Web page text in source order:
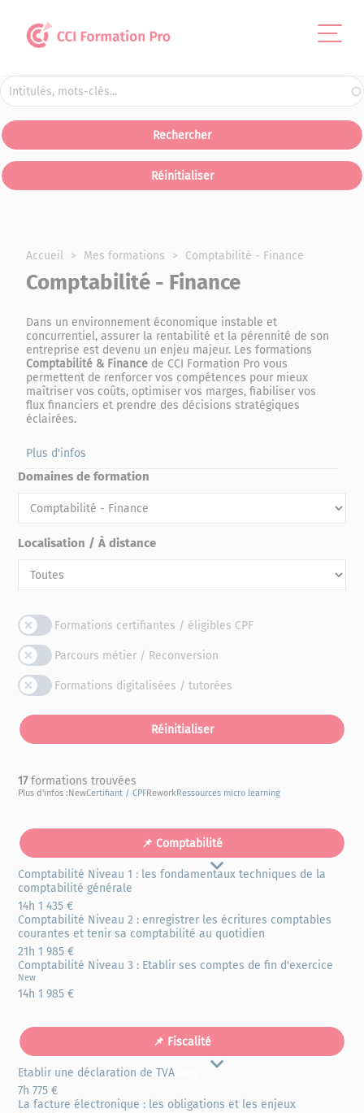
Accueil Mes formations Comptabilité - Finance
Comptabilité - Finance
Dans un environnement économique instable et
concurrentiel, assurer la rentabilité et la pérennité de son
entreprise est devenu un enjeu majeur. Les formations
Comptabilité & Finance de CCI Formation Pro vous
permettent de renforcer vos compétences pour mieux
maîtriser vos coûts, optimiser vos marges, fiabiliser vos
flux financiers et prendre des décisions stratégiques
éclairées.
Plus d'infos
Domaines de formation
Localisation / À distance
Formations certifiantes / éligibles CPF
Parcours métier / Reconversion
Formations digitalisées / tutorées
17formations trouvées
Plus d'infos : NewCertifiant / CPFReworkRessources micro learning
📌 Comptabilité
3 formations
Comptabilité Niveau 1 : les fondamentaux techniques de la
comptabilité générale
14h1 435 €
Comptabilité Niveau 2 : enregistrer les écritures comptables
courantes et tenir sa comptabilité au quotidien
21h1 985 €
Comptabilité Niveau 3 : Etablir ses comptes de fin d'exercice
New
14h1 985 €
📌 Fiscalité
3 formations
Etablir une déclaration de TVA
7h775 €
La facture électronique : les obligations et les enjeux